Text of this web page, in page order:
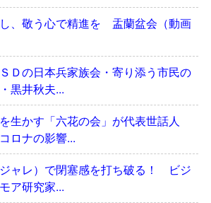
、敬う心で精進を 盂蘭盆会（動画
ＳＤの日本兵家族会・寄り添う市民の
黒井秋夫...
生かす「六花の会」が代表世話人
ロナの影響...
ャレ）で閉塞感を打ち破る！ ビジ
ア研究家...